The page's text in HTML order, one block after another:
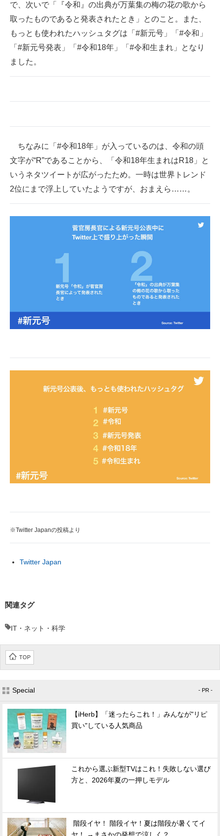
製造業のIT導入・活用を支援
モノづくり技術者専門サイト
エレクトロニクス専門サイト
で、次いで「『令和』の出典が万葉集の梅の花の歌から
取ったものであると発表されたとき」とのこと。また、
もっとも使われたハッシュタグは「#新元号」「#令和」
「#新元号発表」「#令和18年」「#令和生まれ」となり
ました。
ちなみに「#令和18年」が入っているのは、令和の頭
文字が“R”であることから、「令和18年生まれはR18」と
いうネタツイートが広がったため。一時は世界トレンド
2位にまで浮上していたようですが、おまえら……。
※Twitter Japanの投稿より
Twitter Japan
関連タグ
IT・ネット・科学
TOP
Special - PR -
【iHerb】「迷ったらこれ！」みんなが"リピ
買い"している人気商品
これから選ぶ新型TVはこれ！失敗しない選び
方と、2026年夏の一押しモデル
階段イヤ！ 階段イヤ！夏は階段が暑くてイ